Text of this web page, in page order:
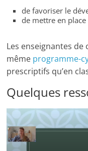
de favoriser le
de mettre en
Les enseignantes de
même programme-
prescriptifs qu’en
Quelques